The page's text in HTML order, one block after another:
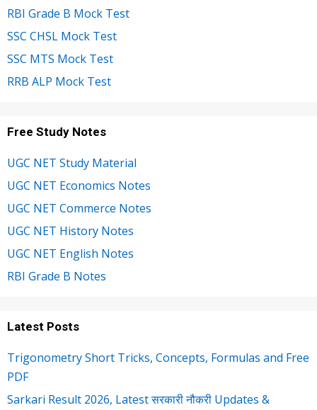
RBI Grade B Mock Test
SSC CHSL Mock Test
SSC MTS Mock Test
RRB ALP Mock Test
Free Study Notes
UGC NET Study Material
UGC NET Economics Notes
UGC NET Commerce Notes
UGC NET History Notes
UGC NET English Notes
RBI Grade B Notes
Latest Posts
Trigonometry Short Tricks, Concepts, Formulas and Free
PDF
Sarkari Result 2026, Latest सरकारी नौकरी Updates &